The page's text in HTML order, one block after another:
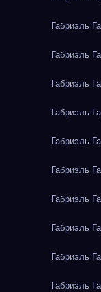
Габриэль
Габриэль
Габриэль
Габриэль
Габриэль
Габриэль
Габриэль
Габриэль
Габриэль
Габриэль